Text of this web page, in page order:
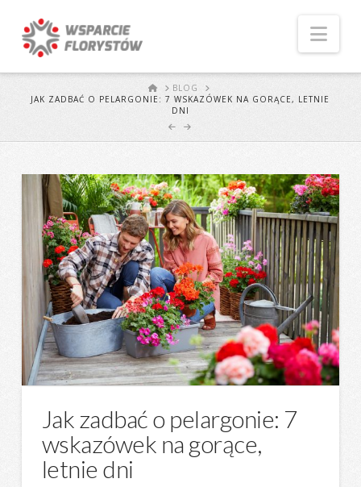
STARTBLOG
JAK ZADBAĆ O PELARGONIE: 7 WSKAZÓWEK NA GORĄCE, LETNIE
DNI
Jak zadbać o pelargonie: 7
wskazówek na gorące,
letnie dni